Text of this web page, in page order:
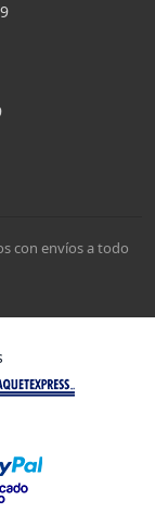
con envíos a todo